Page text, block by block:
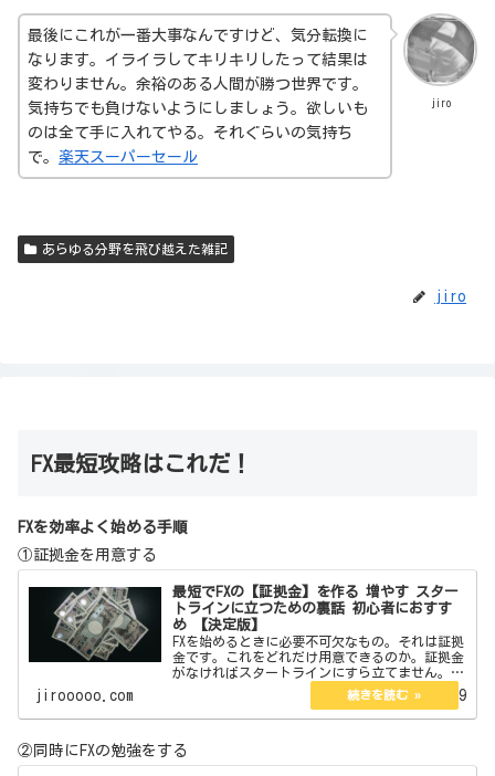
jiro
最後にこれが一番大事なんですけど、気分転換に
なります。イライラしてキリキリしたって結果は
変わりません。余裕のある人間が勝つ世界です。
気持ちでも負けないようにしましょう。欲しいも
のは全て手に入れてやる。それぐらいの気持ち
で。 楽天スーパーセール
あらゆる分野を飛び越えた雑記
jiro
FX最短攻略はこれだ！
FXを効率よく始める手順
①証拠金を用意する
最短でFXの【証拠金】を作る 増やす スター
トラインに立つための裏話 初心者におすす
め 【決定版】
FXを始めるときに必要不可欠なもの。それは証拠
金です。これをどれだけ用意できるのか。証拠金
がなければスタートラインにすら立てません。今
回はその証拠金の作り方を教えます。また初心者
向きやそうでないものそれらについても言及して
いきます。 j…
jirooooo.com 2022.06.19
②同時にFXの勉強をする